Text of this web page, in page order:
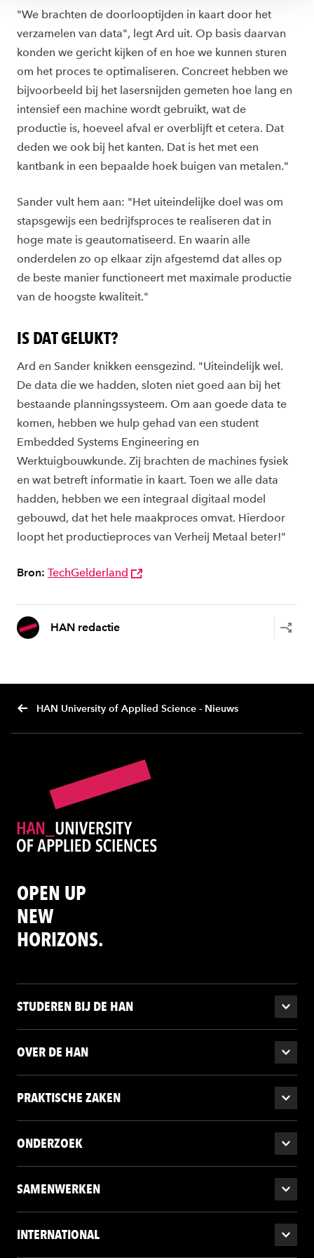
"We brachten de doorlooptijden in kaart door het
verzamelen van data", legt Ard uit. Op basis daarvan
konden we gericht kijken of en hoe we kunnen sturen
om het proces te optimaliseren. Concreet hebben we
bijvoorbeeld bij het lasersnijden gemeten hoe lang en
intensief een machine wordt gebruikt, wat de
productie is, hoeveel afval er overblijft et cetera. Dat
deden we ook bij het kanten. Dat is het met een
kantbank in een bepaalde hoek buigen van metalen."
Sander vult hem aan: "Het uiteindelijke doel was om
stapsgewijs een bedrijfsproces te realiseren dat in
hoge mate is geautomatiseerd. En waarin alle
onderdelen zo op elkaar zijn afgestemd dat alles op
de beste manier functioneert met maximale productie
van de hoogste kwaliteit."
IS DAT GELUKT?
Ard en Sander knikken eensgezind. "Uiteindelijk wel.
De data die we hadden, sloten niet goed aan bij het
bestaande planningssysteem. Om aan goede data te
komen, hebben we hulp gehad van een student
Embedded Systems Engineering en
Werktuigbouwkunde. Zij brachten de machines fysiek
en wat betreft informatie in kaart. Toen we alle data
hadden, hebben we een integraal digitaal model
gebouwd, dat het hele maakproces omvat. Hierdoor
loopt het productieproces van Verheij Metaal beter!"
Bron: TechGelderland
HAN redactie
HAN University of Applied Science - Nieuws
OPEN UP
NEW
HORIZONS.
STUDEREN BIJ DE HAN
OVER DE HAN
PRAKTISCHE ZAKEN
ONDERZOEK
SAMENWERKEN
INTERNATIONAL